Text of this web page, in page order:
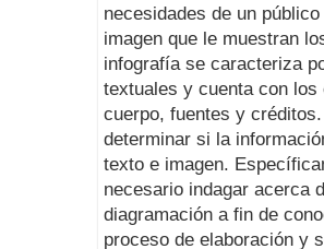
necesidades de un
imagen que le muestran
infografía se caracteriza
textuales y cuenta con
cuerpo, fuentes y
determinar si la
texto e imagen.
necesario indagar acerca
diagramación a fin de
proceso de elaboración y